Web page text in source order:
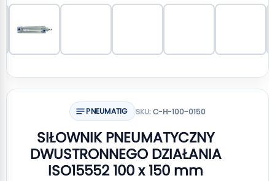
PNEUMATIG SKU:C-H-100-0150
SIŁOWNIK PNEUMATYCZNY
DWUSTRONNEGO DZIAŁANIA
ISO15552 100 x 150 mm